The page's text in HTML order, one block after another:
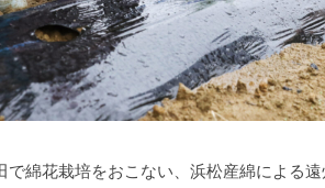
綿花栽培をおこない、浜松産綿による